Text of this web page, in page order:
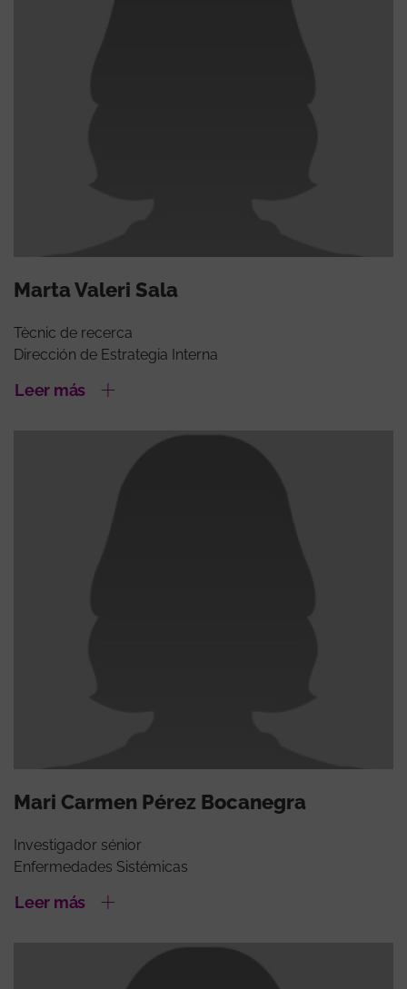
Marta Valeri Sala
Tècnic de recerca
Dirección de Estrategia Interna
Leer más
Mari Carmen Pérez Bocanegra
Investigador sénior
Enfermedades Sistémicas
Leer más